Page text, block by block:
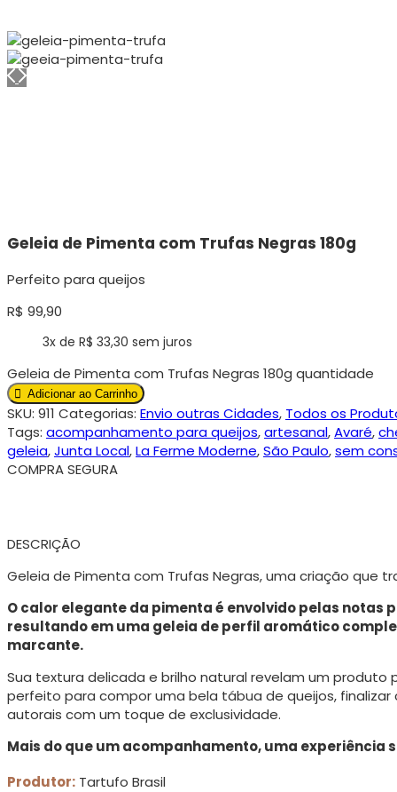
Geleia de Pimenta com Trufas Negras 180g
Perfeito para queijos
R$ 99,90
3x de R$ 33,30 sem juros
Geleia de Pimenta com Trufas Negras 180g quantidade
Adicionar ao Carrinho
SKU: 911 Categorias: Envio outras Cidades, Todos os
Tags: acompanhamento para queijos,artesanal,Avaré,
geleia,Junta Local,La Ferme Moderne,São Paulo,sem
COMPRA SEGURA
DESCRIÇÃO
Geleia de Pimenta com Trufas Negras, uma criação que
O calor elegante da pimenta é envolvido pelas
resultando em uma geleia de perfil aromático
marcante.
Sua textura delicada e brilho natural revelam um
perfeito para compor uma bela tábua de queijos,
autorais com um toque de exclusividade.
Mais do que um acompanhamento, uma experiência
Produtor: Tartufo Brasil